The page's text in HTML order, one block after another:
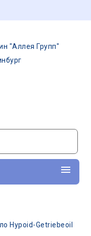
"Аллея Групп"
Hypoid-Getriebeoil